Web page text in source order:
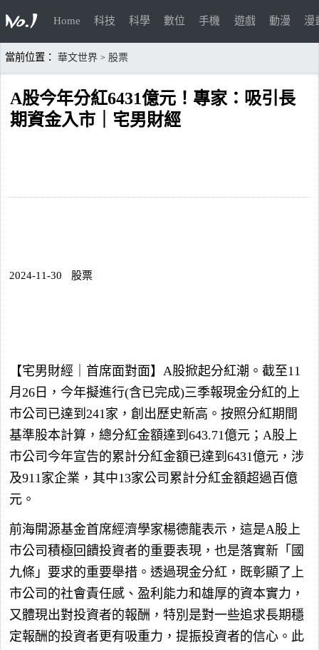
Home 科技 科學 數位 手機 遊戲 動漫 漫
當前位置： 華文世界 > 股票
A股今年分紅6431億元！專家：吸引長
期資金入市｜宅男財經
2024-11-30 股票
【宅男財經｜首席面對面】A股掀起分紅潮。截至11
月26日，今年擬進行(含已完成)三季報現金分紅的上
市公司已達到241家，創出歷史新高。按照分紅期間
基準股本計算，總分紅金額達到643.71億元；A股上
市公司今年宣告的累計分紅金額已達到6431億元，涉
及911家企業，其中13家公司累計分紅金額超過百億
元。
前海開源基金首席經濟學家楊德龍表示，這是A股上
市公司積極回饋投資者的重要表現，也是落實新「國
九條」要求的重要舉措。透過現金分紅，既彰顯了上
市公司的社會責任感、盈利能力和雄厚的資本實力，
又體現出對投資者的報酬，特別是對一些追求長期穩
定報酬的投資者更有吸重力，提振投資者的信心。此